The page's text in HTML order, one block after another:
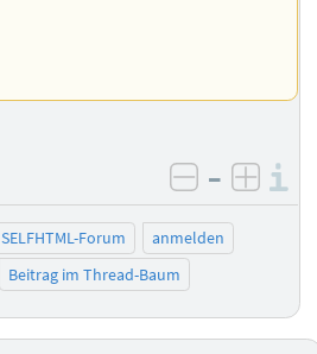
negativ
–
SELFHTML-Forum
anmelden
Beitrag im Thread-Baum